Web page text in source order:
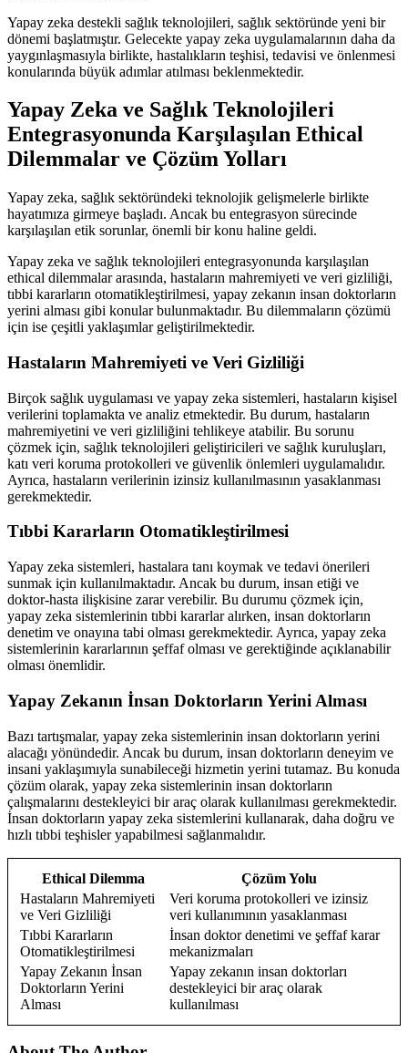
Yapay zeka destekli sağlık teknolojileri, sağlık sektöründe yeni bir
dönemi başlatmıştır. Gelecekte yapay zeka uygulamalarının daha da
yaygınlaşmasıyla birlikte, hastalıkların teşhisi, tedavisi ve önlenmesi
konularında büyük adımlar atılması beklenmektedir.
Yapay Zeka ve Sağlık Teknolojileri
Entegrasyonunda Karşılaşılan Ethical
Dilemmalar ve Çözüm Yolları
Yapay zeka, sağlık sektöründeki teknolojik gelişmelerle birlikte
hayatımıza girmeye başladı. Ancak bu entegrasyon sürecinde
karşılaşılan etik sorunlar, önemli bir konu haline geldi.
Yapay zeka ve sağlık teknolojileri entegrasyonunda karşılaşılan
ethical dilemmalar arasında, hastaların mahremiyeti ve veri gizliliği,
tıbbi kararların otomatikleştirilmesi, yapay zekanın insan doktorların
yerini alması gibi konular bulunmaktadır. Bu dilemmaların çözümü
için ise çeşitli yaklaşımlar geliştirilmektedir.
Hastaların Mahremiyeti ve Veri Gizliliği
Birçok sağlık uygulaması ve yapay zeka sistemleri, hastaların kişisel
verilerini toplamakta ve analiz etmektedir. Bu durum, hastaların
mahremiyetini ve veri gizliliğini tehlikeye atabilir. Bu sorunu
çözmek için, sağlık teknolojileri geliştiricileri ve sağlık kuruluşları,
katı veri koruma protokolleri ve güvenlik önlemleri uygulamalıdır.
Ayrıca, hastaların verilerinin izinsiz kullanılmasının yasaklanması
gerekmektedir.
Tıbbi Kararların Otomatikleştirilmesi
Yapay zeka sistemleri, hastalara tanı koymak ve tedavi önerileri
sunmak için kullanılmaktadır. Ancak bu durum, insan etiği ve
doktor-hasta ilişkisine zarar verebilir. Bu durumu çözmek için,
yapay zeka sistemlerinin tıbbi kararlar alırken, insan doktorların
denetim ve onayına tabi olması gerekmektedir. Ayrıca, yapay zeka
sistemlerinin kararlarının şeffaf olması ve gerektiğinde açıklanabilir
olması önemlidir.
Yapay Zekanın İnsan Doktorların Yerini Alması
Bazı tartışmalar, yapay zeka sistemlerinin insan doktorların yerini
alacağı yönündedir. Ancak bu durum, insan doktorların deneyim ve
insani yaklaşımıyla sunabileceği hizmetin yerini tutamaz. Bu konuda
çözüm olarak, yapay zeka sistemlerinin insan doktorların
çalışmalarını destekleyici bir araç olarak kullanılması gerekmektedir.
İnsan doktorların yapay zeka sistemlerini kullanarak, daha doğru ve
hızlı tıbbi teşhisler yapabilmesi sağlanmalıdır.
Ethical Dilemma
Çözüm Yolu
Hastaların Mahremiyeti
ve Veri Gizliliği
Veri koruma protokolleri ve izinsiz
veri kullanımının yasaklanması
Tıbbi Kararların
Otomatikleştirilmesi
İnsan doktor denetimi ve şeffaf karar
mekanizmaları
Yapay Zekanın İnsan
Doktorların Yerini
Alması
Yapay zekanın insan doktorları
destekleyici bir araç olarak
kullanılması